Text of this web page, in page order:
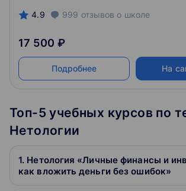
4.9 999 отзывов о школе
17 500 ₽
Подробнее На
Топ-5 учебных курсов по
Нетологии
1. Нетология «Личные финансы и
как вложить деньги без ошибок»